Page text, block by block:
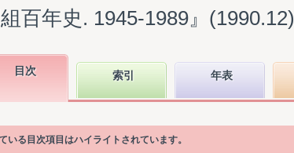
百年史. 1945-1989』(1990.12)
目次 索引 年表
る目次項目はハイライトされています。